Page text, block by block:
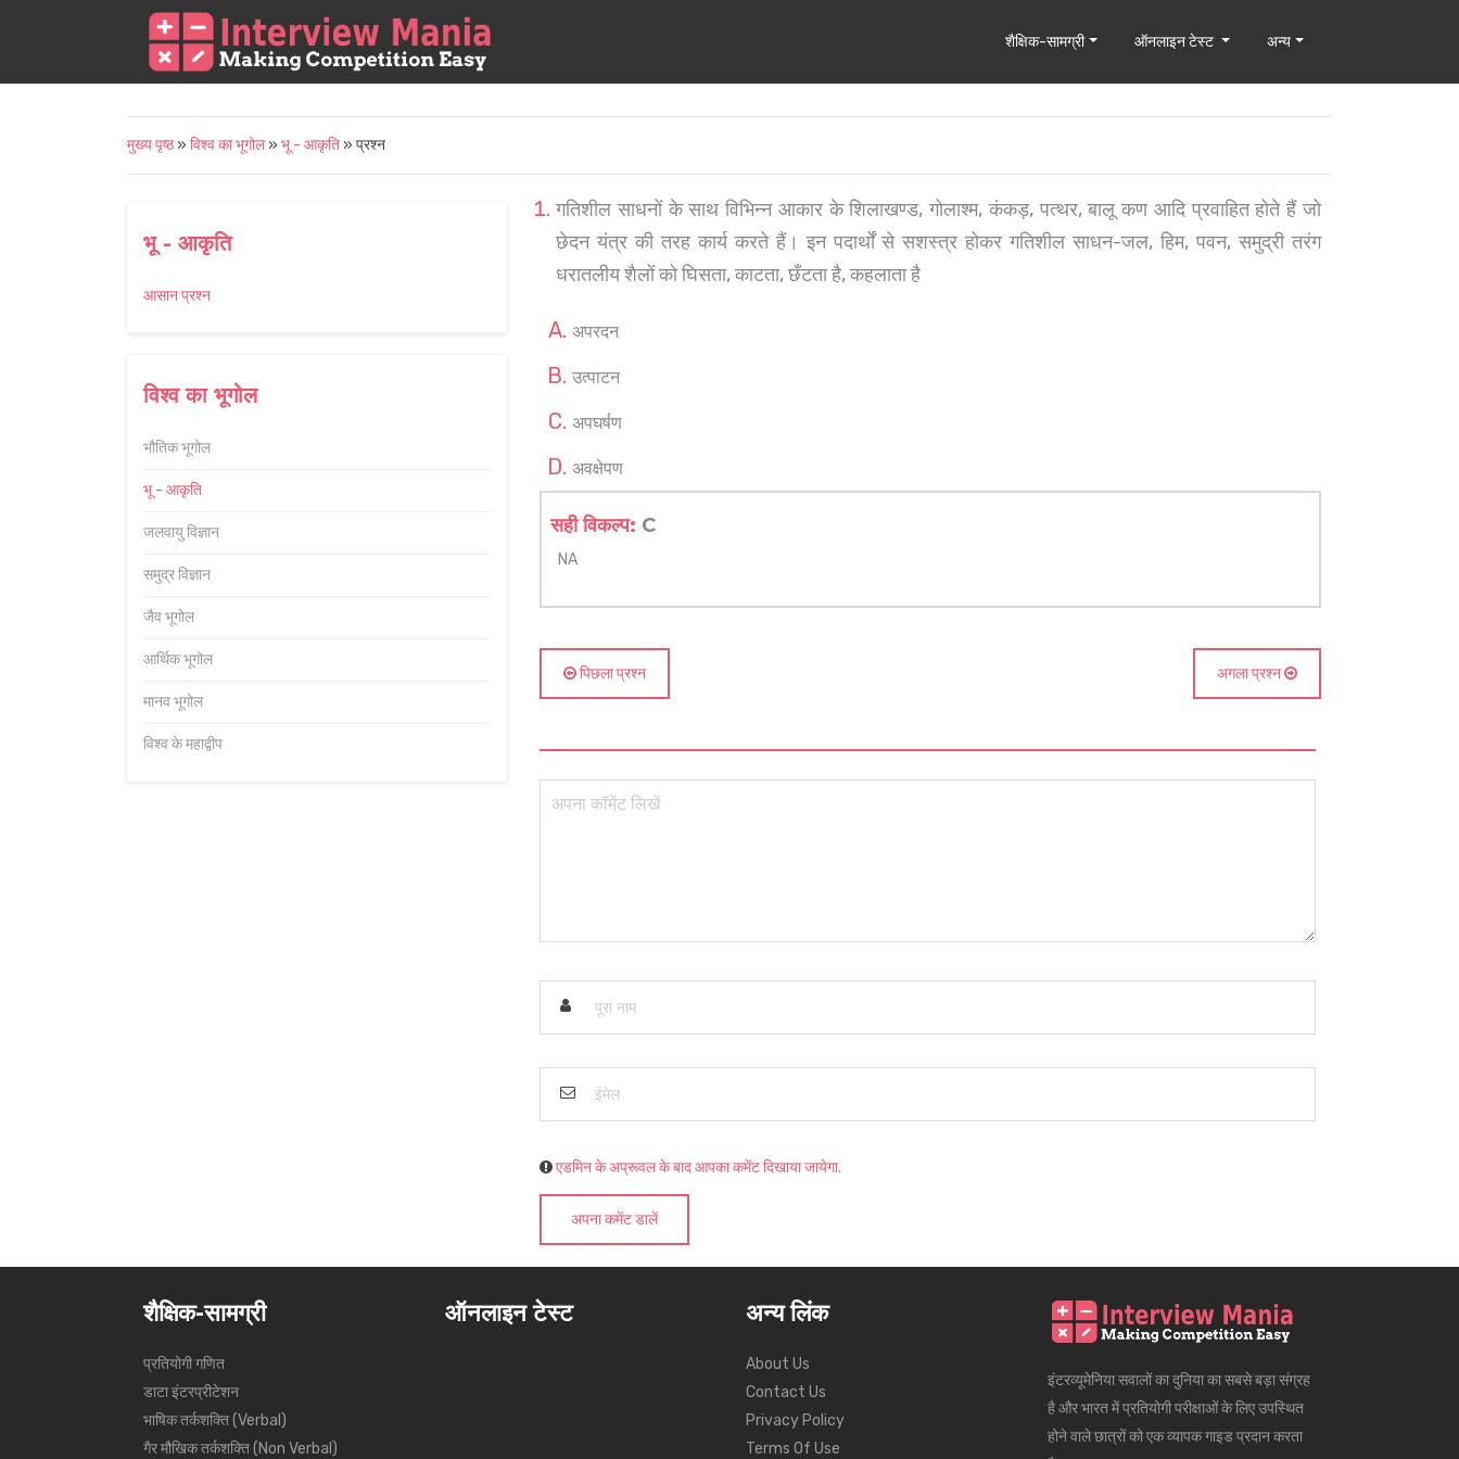
शैक्षिक-सामग्री ऑनलाइन टेस्ट अन्य
मुख्य पृष्ठ» विश्व का भूगोल» भू - आकृति » प्रश्न
भू - आकृति
आसान प्रश्न
विश्व का भूगोल
भौतिक भूगोल
भू - आकृति
जलवायु विज्ञान
समुद्र विज्ञान
जैव भूगोल
आर्थिक भूगोल
मानव भूगोल
विश्व के महाद्वीप
गतिशील साधनों के साथ विभिन्न आकार के शिलाखण्ड, गोलाश्म, कंकड़, पत्थर, बालू कण आदि प्रवाहित होते हैं जो
छेदन यंत्र की तरह कार्य करते हैं। इन पदार्थों से सशस्त्र होकर गतिशील साधन-जल, हिम, पवन, समुद्री तरंग
धरातलीय शैलों को घिसता, काटता, छँटता है, कहलाता है
अपरदन
उत्पाटन
अपघर्षण
अवक्षेपण
सही विकल्प: C
NA
पिछला प्रश्न अगला प्रश्न
एडमिन के अप्रूवल के बाद आपका कमेंट दिखाया जायेगा.
अपना कमेंट डालें
शैक्षिक-सामग्री
प्रतियोगी गणित
डाटा इंटरप्रीटेशन
भाषिक तर्कशक्ति (Verbal)
गैर मौखिक तर्कशक्ति (Non Verbal)
ऑनलाइन टेस्ट अन्य लिंक
About Us
Contact Us
Privacy Policy
Terms Of Use
इंटरव्यूमेनिया सवालों का दुनिया का सबसे बड़ा संग्रह
है और भारत में प्रतियोगी परीक्षाओं के लिए उपस्थित
होने वाले छात्रों को एक व्यापक गाइड प्रदान करता